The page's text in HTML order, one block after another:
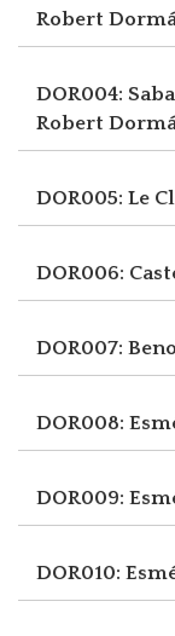
Robert
DOR004:
Robert
DOR005: Le
DOR006:
DOR007:
DOR008:
DOR009:
DOR010: